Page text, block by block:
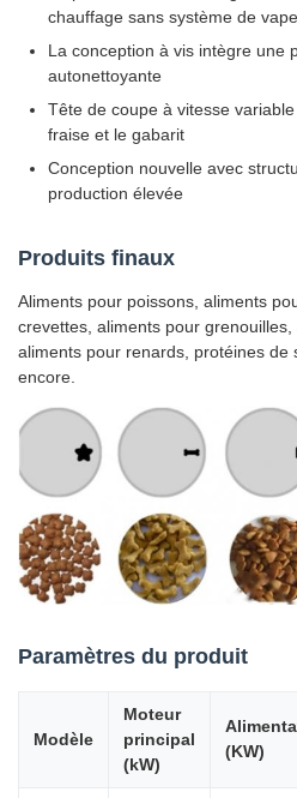
chauffage sans système de
La conception à vis intègre une
autonettoyante
Tête de coupe à vitesse
fraise et le gabarit
Conception nouvelle avec
production élevée
Produits finaux
Aliments pour poissons, aliments
crevettes, aliments pour grenouilles,
aliments pour renards, protéines de
encore.
Paramètres du produit
Modèle
Moteur
principal
(kW)
(KW)